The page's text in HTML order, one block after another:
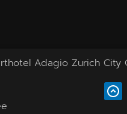
Adagio Zurich City